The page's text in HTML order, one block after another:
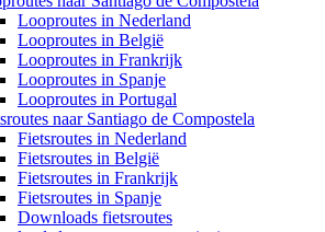
Looproutes in Nederland
Looproutes in België
Looproutes in Frankrijk
Looproutes in Spanje
Looproutes in Portugal
naar Santiago de Compostela
Fietsroutes in Nederland
Fietsroutes in België
Fietsroutes in Frankrijk
Fietsroutes in Spanje
Downloads fietsroutes